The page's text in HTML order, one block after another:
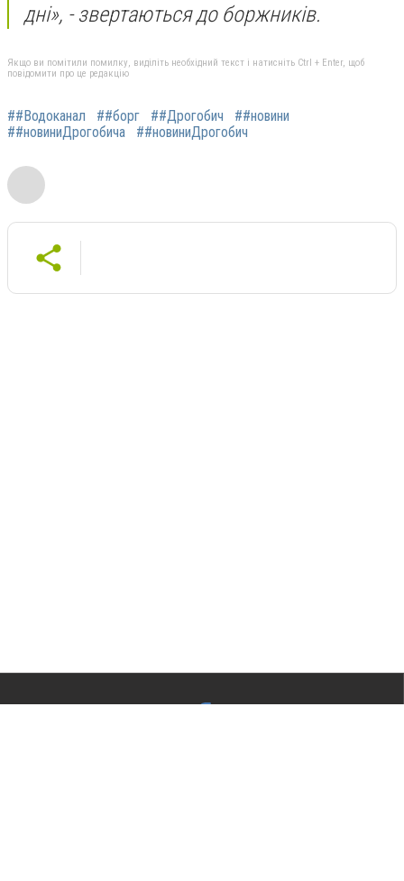
дні», - звертаються до боржників.
Якщо ви помітили помилку, виділіть необхідний текст і натисніть Ctrl + Enter, щоб
повідомити про це редакцію
##Водоканал ##борг ##Дрогобич
##новини
##новиниДрогобича
##новиниДрогобич